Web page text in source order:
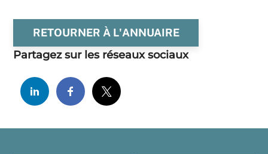
RETOURNER À L'ANNUAIRE
Partagez sur les réseaux sociaux